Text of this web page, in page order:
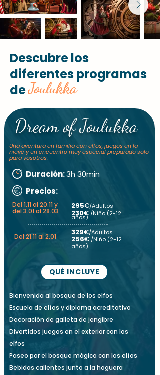
Descubre los
diferentes programas
deJoulukka
Dream of Joulukka
Una aventura en familia con elfos, juegos en la
nieve y un encuentro muy especial preparado solo
para vosotros.
Duración:3h 30min
Precios:
Del 1.11 al 20.11 y
del 3.01 al 28.03
295€/Adultos
230€ /Niño (2-12
años)
Del 21.11 al 2.01 329€/Adultos
256€ /Niño (2-12
años)
QUÉ INCLUYE
Bienvenida al bosque de los elfos
Escuela de elfos y diploma acreditativo
Decoración de galleta de jengibre
Divertidos juegos en el exterior con los
elfos
Paseo por el bosque mágico con los elfos
Bebidas calientes junto a la hoguera